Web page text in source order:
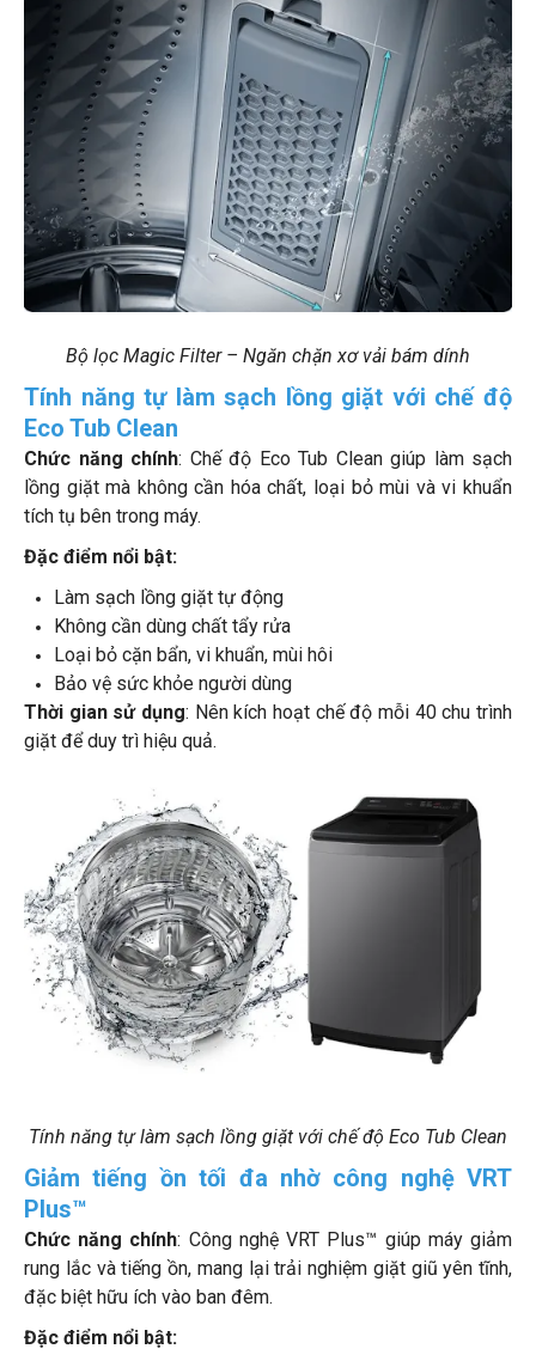
Bộ lọc Magic Filter – Ngăn chặn xơ vải bám dính
Tính năng tự làm sạch lồng giặt với chế độ
Eco Tub Clean
Chức năng chính: Chế độ Eco Tub Clean giúp làm sạch
lồng giặt mà không cần hóa chất, loại bỏ mùi và vi khuẩn
tích tụ bên trong máy.
Đặc điểm nổi bật:
Làm sạch lồng giặt tự động
Không cần dùng chất tẩy rửa
Loại bỏ cặn bẩn, vi khuẩn, mùi hôi
Bảo vệ sức khỏe người dùng
Thời gian sử dụng: Nên kích hoạt chế độ mỗi 40 chu trình
giặt để duy trì hiệu quả.
Tính năng tự làm sạch lồng giặt với chế độ Eco Tub Clean
Giảm tiếng ồn tối đa nhờ công nghệ VRT
Plus™
Chức năng chính: Công nghệ VRT Plus™ giúp máy giảm
rung lắc và tiếng ồn, mang lại trải nghiệm giặt giũ yên tĩnh,
đặc biệt hữu ích vào ban đêm.
Đặc điểm nổi bật: